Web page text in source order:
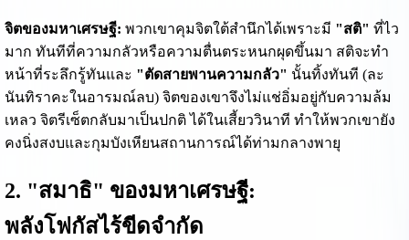
จิตของมหาเศรษฐี: พวกเขาคุมจิตใต้สำนึกได้เพราะมี "สติ" ที่ไว
มาก ทันทีที่ความกลัวหรือความตื่นตระหนกผุดขึ้นมา สติจะทำ
หน้าที่ระลึกรู้ทันและ "ตัดสายพานความกลัว" นั้นทิ้งทันที (ละ
นันทิราคะในอารมณ์ลบ) จิตของเขาจึงไม่แช่อิ่มอยู่กับความล้ม
เหลว จิตรีเซ็ตกลับมาเป็นปกติ ได้ในเสี้ยววินาที ทำให้พวกเขายัง
คงนิ่งสงบและกุมบังเหียนสถานการณ์ได้ท่ามกลางพายุ
2. "สมาธิ" ของมหาเศรษฐี:
พลังโฟกัสไร้ขีดจำกัด